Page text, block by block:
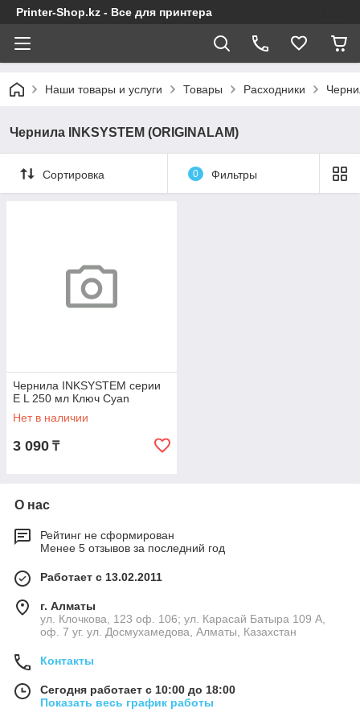
Printer-Shop.kz - Все для принтера
Наши товары и услуги Товары Расходники
Чернила INKSYSTEM (ORIGINALAM)
Сортировка 0 Фильтры
Чернила INKSYSTEM серии
E L 250 мл Ключ Cyan
Нет в наличии
3 090 ₸
О нас
Рейтинг не сформирован
Менее 5 отзывов за последний год
Работает с 13.02.2011
г. Алматы
ул. Клочкова, 123 оф. 106; ул. Карасай Батыра 109 А,
оф. 7 уг. ул. Досмухамедова, Алматы, Казахстан
Контакты
Сегодня работает с 10:00 до 18:00
Показать весь график работы